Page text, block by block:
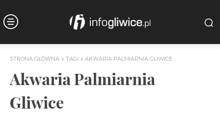
STRONA GŁÓWNA TAGI AKWARIA PALMIARNIA GLIWICE
Akwaria Palmiarnia
Gliwice